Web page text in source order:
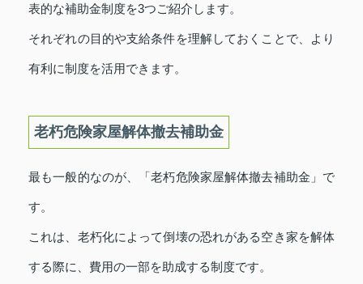
表的な補助金制度を3つご紹介します。
それぞれの目的や支給条件を理解しておくことで、より
有利に制度を活用できます。
老朽危険家屋解体撤去補助金
最も一般的なのが、「老朽危険家屋解体撤去補助金」で
す。
これは、老朽化によって倒壊の恐れがある空き家を解体
する際に、費用の一部を助成する制度です。